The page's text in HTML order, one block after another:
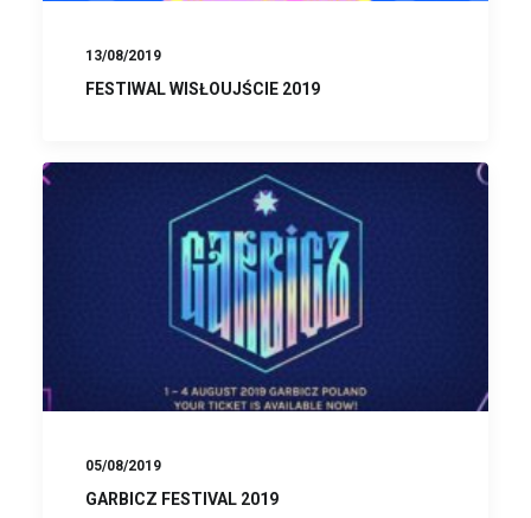
13/08/2019
FESTIWAL WISŁOUJŚCIE 2019
05/08/2019
GARBICZ FESTIVAL 2019